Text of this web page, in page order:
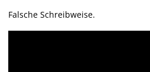
Falsche Schreibweise.